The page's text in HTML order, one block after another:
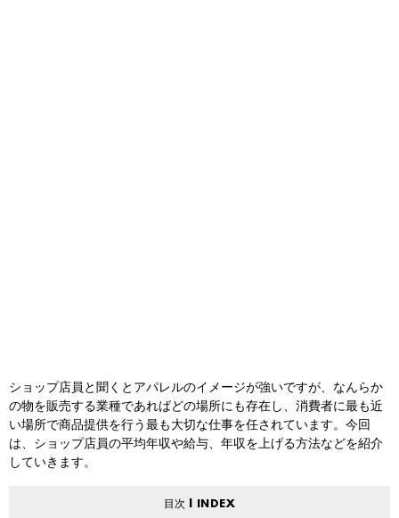
ショップ店員と聞くとアパレルのイメージが強いですが、なんらか
の物を販売する業種であればどの場所にも存在し、消費者に最も近
い場所で商品提供を行う最も大切な仕事を任されています。今回
は、ショップ店員の平均年収や給与、年収を上げる方法などを紹介
していきます。